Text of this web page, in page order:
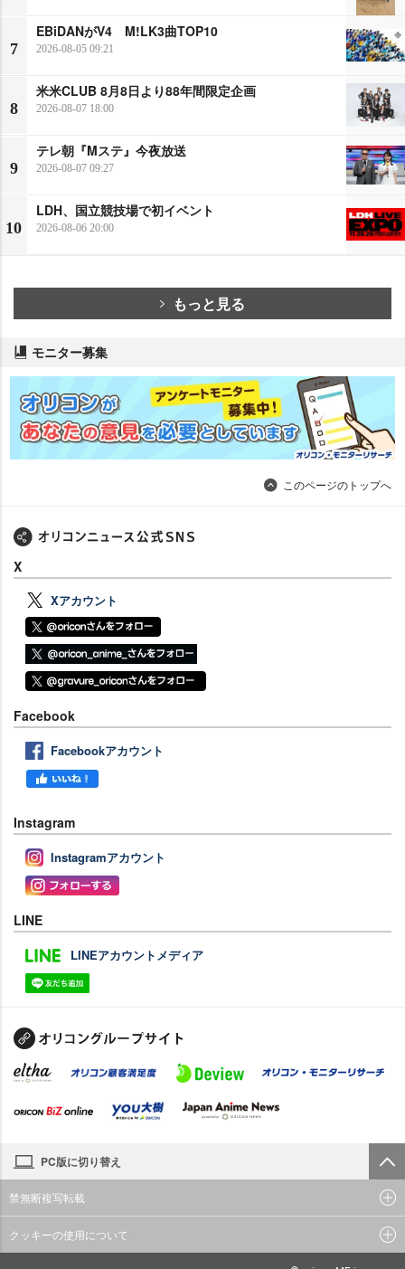
7
EBiDANがV4 M!LK3曲TOP10
2026-08-05 09:21
8
米米CLUB 8月8日より88年間限定企画
2026-08-07 18:00
9
テレ朝『Mステ』今夜放送
2026-08-07 09:27
10
LDH、国立競技場で初イベント
2026-08-06 20:00
もっと見る
モニター募集
このページのトップへ
X
Xアカウント
Facebook
Facebookアカウント
Instagram
Instagramアカウント
LINE
LINEアカウントメディア
PC版に切り替え
禁無断複写転載
クッキーの使用について